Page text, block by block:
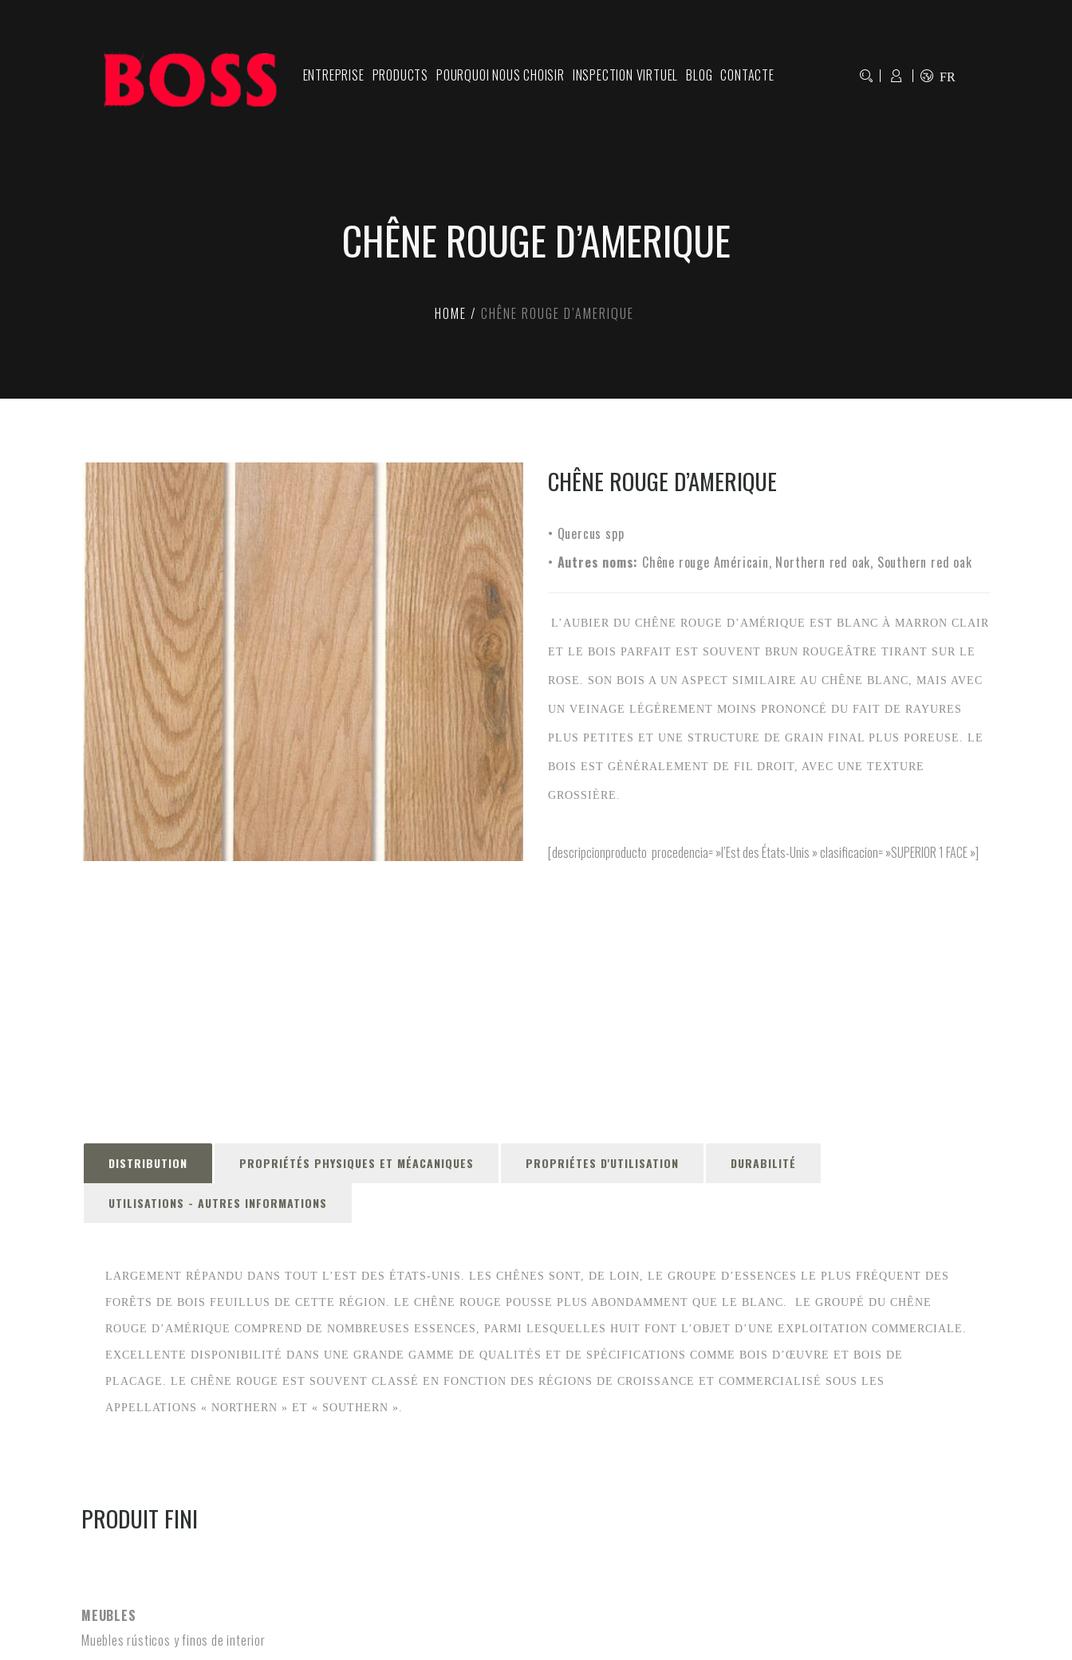
ENTREPRISE PRODUCTS POURQUOI NOUS CHOISIR INSPECTION VIRTUEL BLOG CONTACTE FR
CHÊNE ROUGE D’AMERIQUE
HOME CHÊNE ROUGE D’AMERIQUE
CHÊNE ROUGE D’AMERIQUE
• Quercus spp
• Autres noms: Chêne rouge Américain, Northern red oak, Southern red oak
L’AUBIER DU CHÊNE ROUGE D’AMÉRIQUE EST BLANC À MARRON CLAIR
ET LE BOIS PARFAIT EST SOUVENT BRUN ROUGEÂTRE TIRANT SUR LE
ROSE. SON BOIS A UN ASPECT SIMILAIRE AU CHÊNE BLANC, MAIS AVEC
UN VEINAGE LÉGÈREMENT MOINS PRONONCÉ DU FAIT DE RAYURES
PLUS PETITES ET UNE STRUCTURE DE GRAIN FINAL PLUS POREUSE. LE
BOIS EST GÉNÉRALEMENT DE FIL DROIT, AVEC UNE TEXTURE
GROSSIÈRE.
[descripcionproducto procedencia= »l’Est des États-Unis » clasificacion= »SUPERIOR 1 FACE »]
DISTRIBUTION PROPRIÉTÉS PHYSIQUES ET MÉACANIQUES PROPRIÉTES D'UTILISATION DURABILITÉ
UTILISATIONS - AUTRES INFORMATIONS
LARGEMENT RÉPANDU DANS TOUT L’EST DES ÉTATS-UNIS. LES CHÊNES SONT, DE LOIN, LE GROUPE D’ESSENCES LE PLUS FRÉQUENT DES
FORÊTS DE BOIS FEUILLUS DE CETTE RÉGION. LE CHÊNE ROUGE POUSSE PLUS ABONDAMMENT QUE LE BLANC. LE GROUPÉ DU CHÊNE
ROUGE D’AMÉRIQUE COMPREND DE NOMBREUSES ESSENCES, PARMI LESQUELLES HUIT FONT L’OBJET D’UNE EXPLOITATION COMMERCIALE.
EXCELLENTE DISPONIBILITÉ DANS UNE GRANDE GAMME DE QUALITÉS ET DE SPÉCIFICATIONS COMME BOIS D’ŒUVRE ET BOIS DE
PLACAGE. LE CHÊNE ROUGE EST SOUVENT CLASSÉ EN FONCTION DES RÉGIONS DE CROISSANCE ET COMMERCIALISÉ SOUS LES
APPELLATIONS « NORTHERN » ET « SOUTHERN ».
PRODUIT FINI
MEUBLES
Muebles rústicos y finos de interior